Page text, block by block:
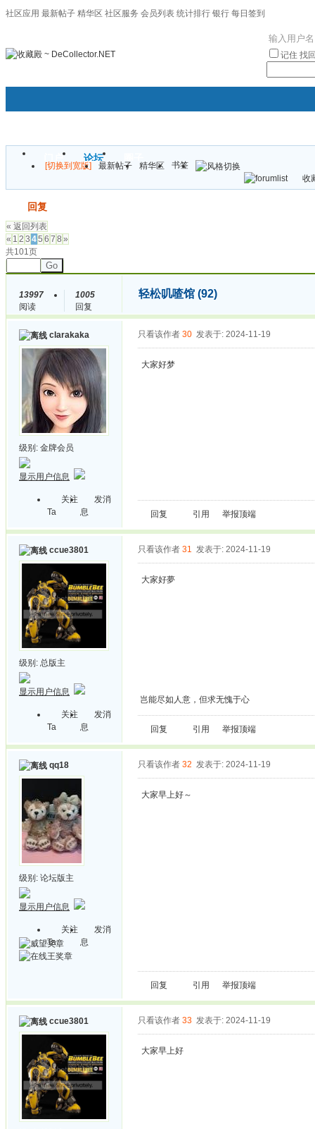
社区应用 最新帖子 精华区 社区服务 会员列表 统计排行 银行 每日签到
记住 找
门户 论坛
[切换到宽版] 最新帖子 精华区
书签
收
回复
« 返回列表
« 1 2 3 45 6 7 8 »
共101页
Go
13997
阅读
1005
回复
轻松叽喳馆 (92)
clarakaka
级别: 金牌会员
显示用户信息
关注
Ta
发消
息
只看该作者 30 发表于: 2024-11-19
大家好梦
回复 引用 举报顶端
ccue3801
级别: 总版主
显示用户信息
关注
Ta
发消
息
只看该作者 31 发表于: 2024-11-19
大家好夢
岂能尽如人意，但求无愧于心
回复 引用 举报顶端
qq18
级别: 论坛版主
显示用户信息
关注
Ta
发消
息
只看该作者 32 发表于: 2024-11-19
大家早上好～
回复 引用 举报顶端
ccue3801 只看该作者 33 发表于: 2024-11-19
大家早上好